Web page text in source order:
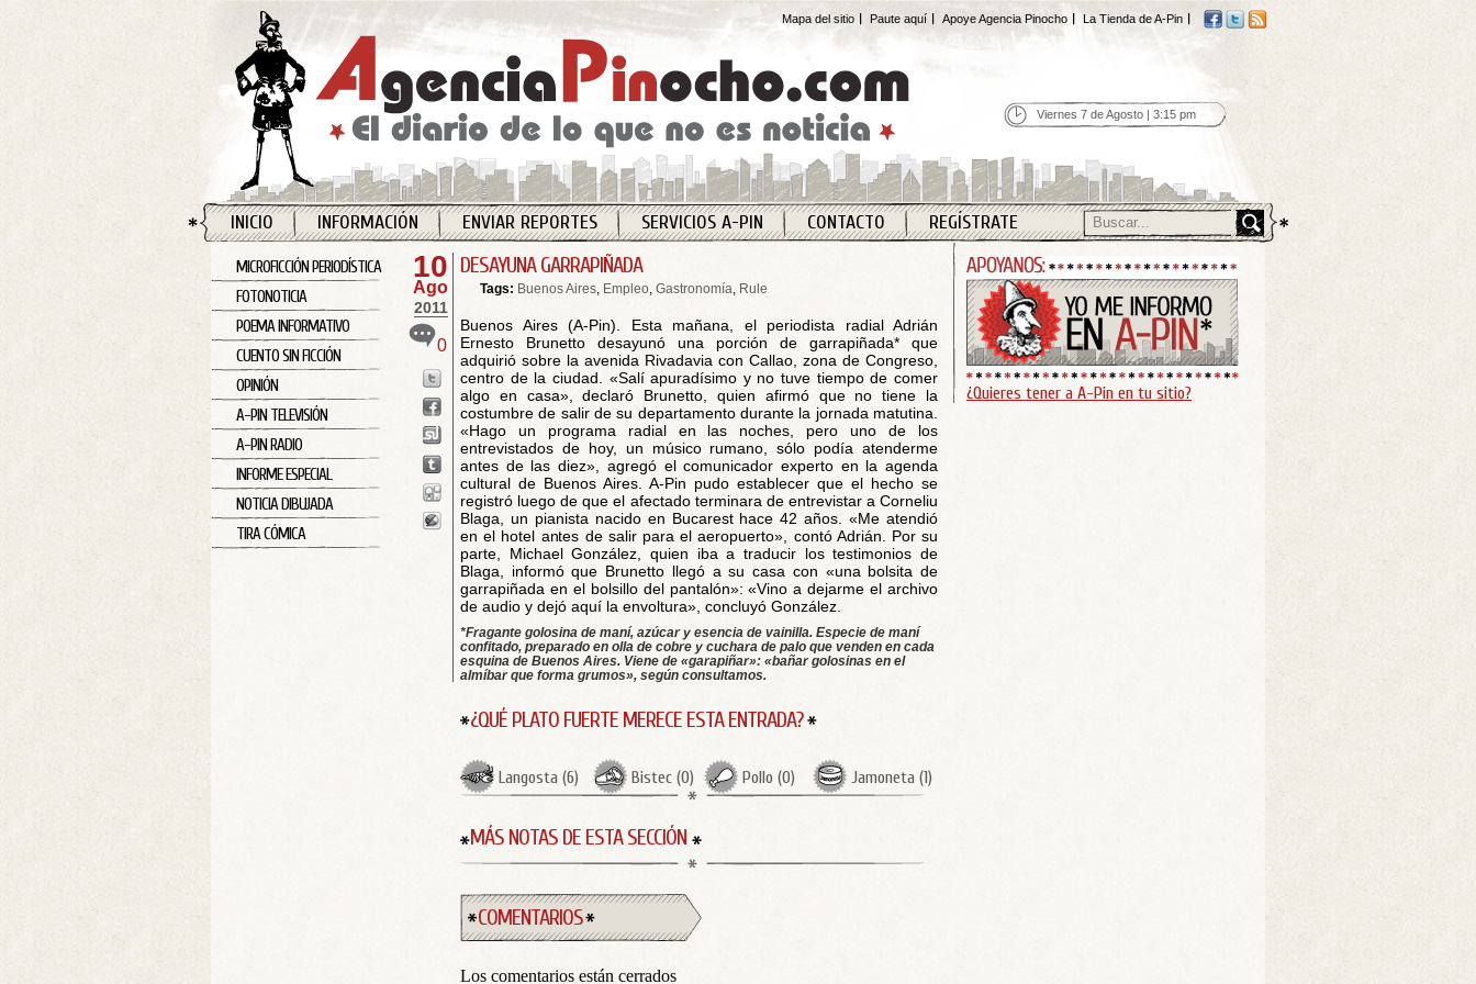
Mapa del sitio Paute aquí Apoye Agencia Pinocho La Tienda de A-Pin
Viernes 7 de Agosto | 3:15 pm
INICIO INFORMACIÓN ENVIAR REPORTES SERVICIOS A-PIN CONTACTO REGÍSTRATE
MICROFICCIÓN PERIODÍSTICA
FOTONOTICIA
POEMA INFORMATIVO
CUENTO SIN FICCIÓN
OPINIÓN
A-PIN TELEVISIÓN
A-PIN RADIO
INFORME ESPECIAL
NOTICIA DIBUJADA
TIRA CÓMICA
10
Ago
2011
0
DESAYUNA GARRAPIÑADA
Tags: Buenos Aires, Empleo, Gastronomía, Rule
Buenos Aires (A-Pin). Esta mañana, el periodista radial Adrián
Ernesto Brunetto desayunó una porción de garrapiñada* que
adquirió sobre la avenida Rivadavia con Callao, zona de Congreso,
centro de la ciudad. «Salí apuradísimo y no tuve tiempo de comer
algo en casa», declaró Brunetto, quien afirmó que no tiene la
costumbre de salir de su departamento durante la jornada matutina.
«Hago un programa radial en las noches, pero uno de los
entrevistados de hoy, un músico rumano, sólo podía atenderme
antes de las diez», agregó el comunicador experto en la agenda
cultural de Buenos Aires. A-Pin pudo establecer que el hecho se
registró luego de que el afectado terminara de entrevistar a Corneliu
Blaga, un pianista nacido en Bucarest hace 42 años. «Me atendió
en el hotel antes de salir para el aeropuerto», contó Adrián. Por su
parte, Michael González, quien iba a traducir los testimonios de
Blaga, informó que Brunetto llegó a su casa con «una bolsita de
garrapiñada en el bolsillo del pantalón»: «Vino a dejarme el archivo
de audio y dejó aquí la envoltura», concluyó González.
*Fragante golosina de maní, azúcar y esencia de vainilla. Especie de maní
confitado, preparado en olla de cobre y cuchara de palo que venden en cada
esquina de Buenos Aires. Viene de «garapiñar»: «bañar golosinas en el
almíbar que forma grumos», según consultamos.
¿QUÉ PLATO FUERTE MERECE ESTA ENTRADA?
Langosta (6) Bistec (0) Pollo (0) Jamoneta (1)
MÁS NOTAS DE ESTA SECCIÓN
COMENTARIOS
Los comentarios están cerrados
¿Quieres tener a A-Pin en tu sitio?